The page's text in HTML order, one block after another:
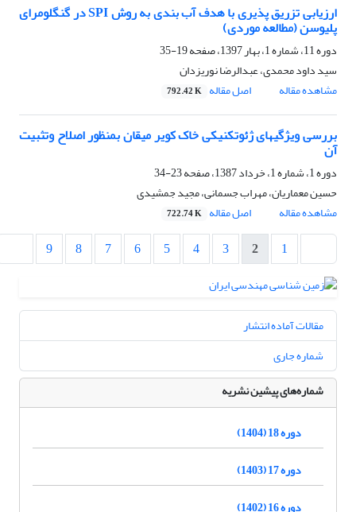
ارزیابی تزریق پذیری با هدف آب بندی به روش SPI در گنگلومرای
پلیوسن (مطالعه موردی)
دوره 11، شماره 1، بهار 1397، صفحه
19-35
سید داود محمدی، عبدالرضا نوریزدان
مشاهده مقاله
اصل مقاله 792.42 K
بررسی ویژگیهای ژئوتکنیکی خاک کویر میقان بمنظور اصلاح وتثبیت
آن
دوره 1، شماره 1، خرداد 1387، صفحه
23-34
حسین معماریان، مهراب جسمانی، مجید جمشیدی
مشاهده مقاله
اصل مقاله 722.74 K
1
2
3
4
5
6
7
8
9
مقالات آماده انتشار
شماره جاری
شماره‌های پیشین نشریه
دوره 18 (1404)
دوره 17 (1403)
دوره 16 (1402)